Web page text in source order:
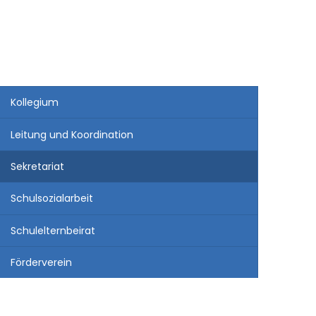
Kollegium
Leitung und Koordination
Sekretariat
Schulsozialarbeit
Schulelternbeirat
Förderverein